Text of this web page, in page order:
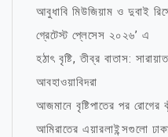
আবুধাবি মিউজিয়াম ও দুবাই
গ্রেটেস্ট প্লেসেস ২০২৬’ এ
হঠাৎ বৃষ্টি, তীব্র বাতাস:
আবহাওয়াবিদরা
আজমানে বৃষ্টিপাতের পর রোগের
আমিরাতের এয়ারলাইন্সগুলো